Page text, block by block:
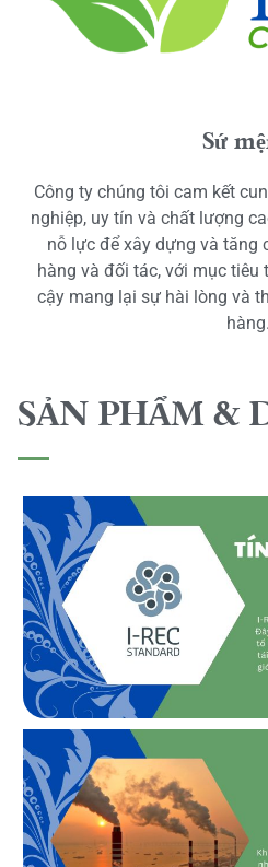
Sứ
Công ty chúng tôi cam kết
nghiệp, uy tín và chất lượng
nỗ lực để xây dựng và tăng
hàng và đối tác, với mục
cậy mang lại sự hài lòng và
hàng.
SẢN PHẨM &